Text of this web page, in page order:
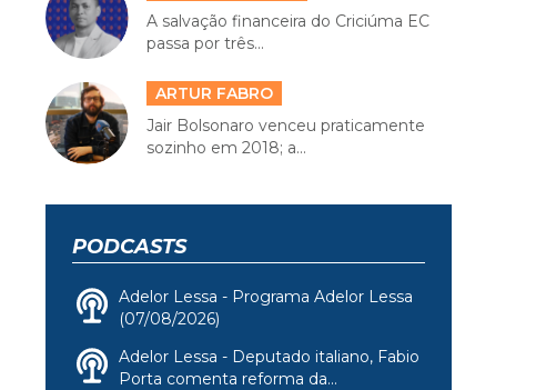
A salvação financeira do Criciúma EC
passa por três...
ARTUR FABRO
Jair Bolsonaro venceu praticamente
sozinho em 2018; a...
PODCASTS
Adelor Lessa - Programa Adelor Lessa
(07/08/2026)
Adelor Lessa - Deputado italiano, Fabio
Porta comenta reforma da...